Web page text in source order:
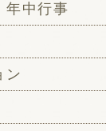
年中行事
ン